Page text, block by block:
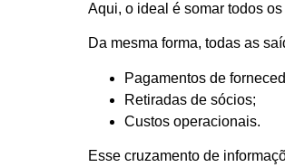
Aqui, o ideal é somar todos
Da mesma forma, todas as
Pagamentos de
Retiradas de sócios;
Custos operacionais.
Esse cruzamento de